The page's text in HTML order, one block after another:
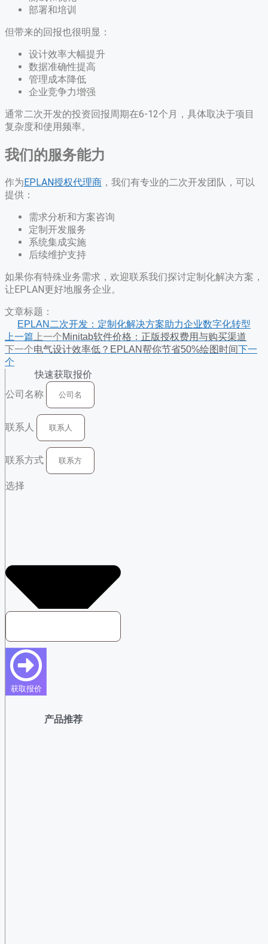
部署和培训
但带来的回报也很明显：
设计效率大幅提升
数据准确性提高
管理成本降低
企业竞争力增强
通常二次开发的投资回报周期在6-12个月，具体取决于项目
复杂度和使用频率。
我们的服务能力
作为 EPLAN授权代理商 ，我们有专业的二次开发团队，可以
提供：
需求分析和方案咨询
定制开发服务
系统集成实施
后续维护支持
如果你有特殊业务需求，欢迎联系我们探讨定制化解决方案，
让EPLAN更好地服务企业。
文章标题：
EPLAN二次开发：定制化解决方案助力企业数字化转型
上一篇 上一个Minitab软件价格：正版授权费用与购买渠道
下一个电气设计效率低？EPLAN帮你节省50%绘图时间下一
个
快速获取报价
公司名称
联系人
联系方式
选择
获取报价
产品推荐